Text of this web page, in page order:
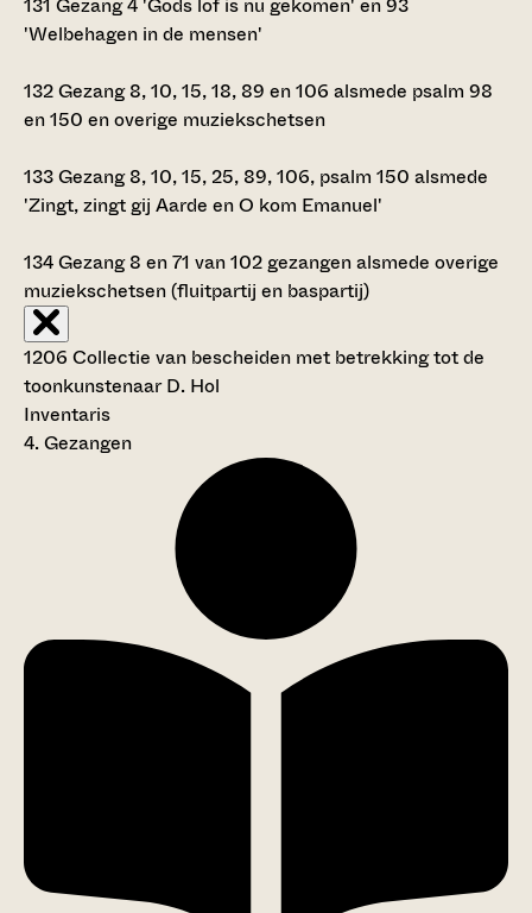
'Welbehagen in de mensen'
132Gezang 8, 10, 15, 18, 89 en 106 alsmede psalm 98
en 150 en overige muziekschetsen
133Gezang 8, 10, 15, 25, 89, 106, psalm 150 alsmede
'Zingt, zingt gij Aarde en O kom Emanuel'
134Gezang 8 en 71 van 102 gezangen alsmede overige
muziekschetsen (fluitpartij en baspartij)
1206 Collectie van bescheiden met betrekking tot de
toonkunstenaar D. Hol
Inventaris
4. Gezangen